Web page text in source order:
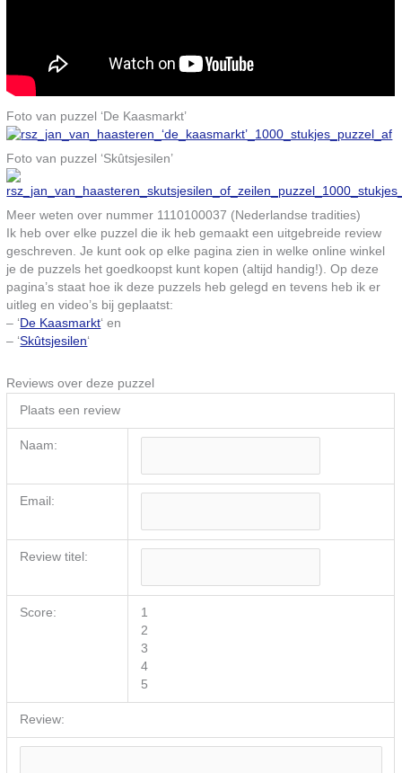
Foto van puzzel ‘De Kaasmarkt’
Foto van puzzel ‘Skûtsjesilen’
Meer weten over nummer 1110100037 (Nederlandse tradities)
Ik heb over elke puzzel die ik heb gemaakt een uitgebreide review
geschreven. Je kunt ook op elke pagina zien in welke online winkel
je de puzzels het goedkoopst kunt kopen (altijd handig!). Op deze
pagina’s staat hoe ik deze puzzels heb gelegd en tevens heb ik er
uitleg en video’s bij geplaatst:
– ‘De Kaasmarkt‘ en
– ‘Skûtsjesilen‘
Reviews over deze puzzel
Plaats een review
Naam:
Email:
Review titel:
Score:
1
2
3
4
5
Review: